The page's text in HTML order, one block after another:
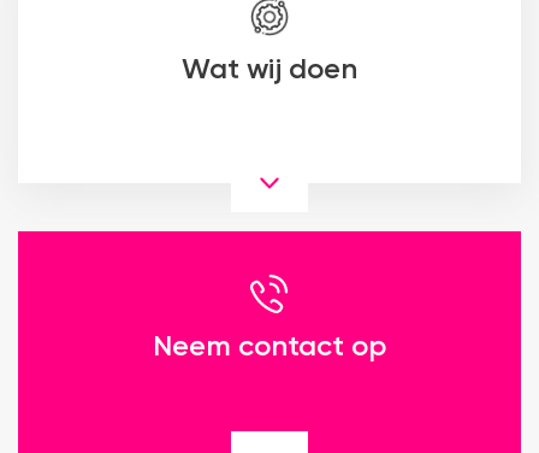
Wat wij doen
Neem contact op